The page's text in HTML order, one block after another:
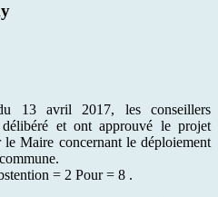
13 avril 2017, les conseillers
et ont approuvé le projet
Maire concernant le déploiement
= 2 Pour = 8 .